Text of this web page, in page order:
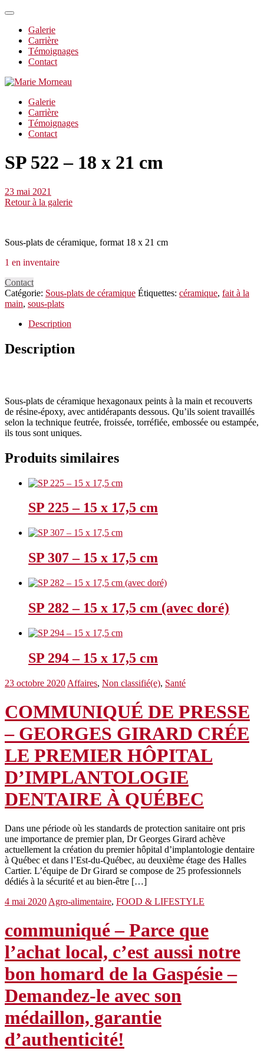
Galerie
Carrière
Témoignages
Contact
Galerie
Carrière
Témoignages
Contact
SP 522 – 18 x 21 cm
23 mai 2021
Retour à la galerie
Sous-plats de céramique, format 18 x 21 cm
1 en inventaire
Contact
Catégorie: Sous-plats de céramique Étiquettes: céramique, fait à la
main, sous-plats
Description
Description
Sous-plats de céramique hexagonaux peints à la main et recouverts
de résine-époxy, avec antidérapants dessous. Qu’ils soient travaillés
selon la technique feutrée, froissée, torréfiée, embossée ou estampée,
ils tous sont uniques.
Produits similaires
SP 225 – 15 x 17,5 cm
SP 307 – 15 x 17,5 cm
SP 282 – 15 x 17,5 cm (avec doré)
SP 294 – 15 x 17,5 cm
23 octobre 2020 Affaires, Non classifié(e), Santé
COMMUNIQUÉ DE PRESSE
– GEORGES GIRARD CRÉE
LE PREMIER HÔPITAL
D’IMPLANTOLOGIE
DENTAIRE À QUÉBEC
Dans une période où les standards de protection sanitaire ont pris
une importance de premier plan, Dr Georges Girard achève
actuellement la création du premier hôpital d’implantologie dentaire
à Québec et dans l’Est-du-Québec, au deuxième étage des Halles
Cartier. L’équipe de Dr Girard se compose de 25 professionnels
dédiés à la sécurité et au bien-être […]
4 mai 2020 Agro-alimentaire, FOOD & LIFESTYLE
communiqué – Parce que
l’achat local, c’est aussi notre
bon homard de la Gaspésie –
Demandez-le avec son
médaillon, garantie
d’authenticité!